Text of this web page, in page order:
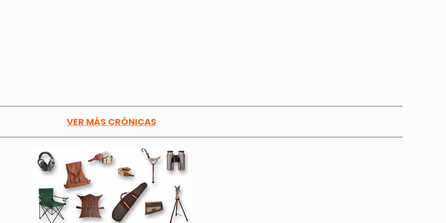
VER MÁS CRÓNICAS